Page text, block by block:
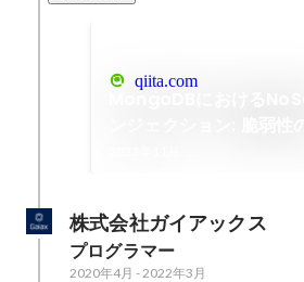
qiita.com
株式会社ガイアックス
プログラマー
2020年4月 - 2022年3月